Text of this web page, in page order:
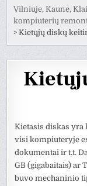
Vilniuje, Kaune,
kompiuterių
>Kietųjų diskų
Kietasis diskas yra
visi kompiuteryje
dokumentai ir t.t.
GB (gigabaitais) ar
buvo mechaninio